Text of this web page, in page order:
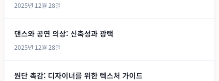
2025년 12월 28일
댄스와 공연 의상: 신축성과 광택
2025년 12월 28일
원단 촉감: 디자이너를 위한 텍스처 가이드